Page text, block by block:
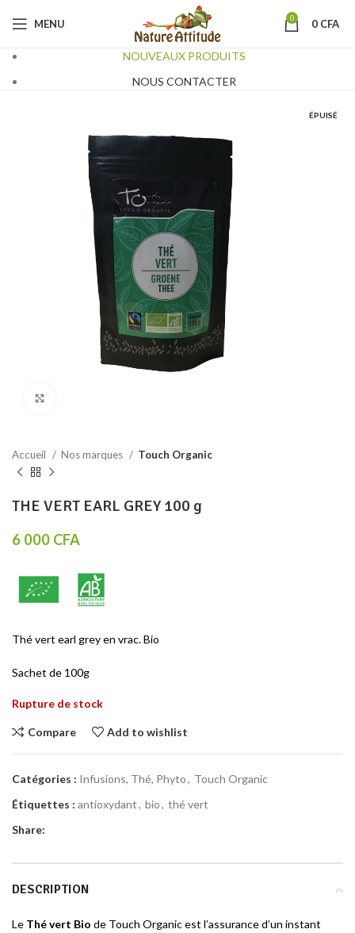
MENU 0 0 CFA
NOUVEAUX PRODUITS
NOUS CONTACTER
ÉPUISÉ
Accueil Nos marques Touch Organic
THE VERT EARL GREY 100 g
6 000 CFA
Thé vert earl grey en vrac. Bio
Sachet de 100g
Rupture de stock
Compare Add to wishlist
Catégories : Infusions, Thé, Phyto, Touch Organic
Étiquettes : antioxydant, bio, thé vert
Share:
DESCRIPTION
Le Thé vert Bio de Touch Organicest l’assurance d’un instant